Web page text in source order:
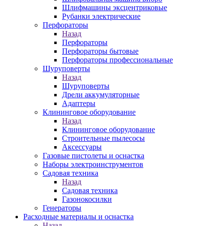
Шлифмашины эксцентриковые
Рубанки электрические
Перфораторы
Назад
Перфораторы
Перфораторы бытовые
Перфораторы профессиональные
Шуруповерты
Назад
Шуруповерты
Дрели аккумуляторные
Адаптеры
Клининговое оборудование
Назад
Клининговое оборудование
Строительные пылесосы
Аксессуары
Газовые пистолеты и оснастка
Наборы электроинструментов
Садовая техника
Назад
Садовая техника
Газонокосилки
Генераторы
Расходные материалы и оснастка